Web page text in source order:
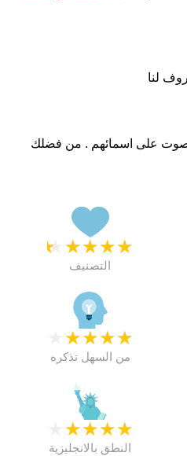
★
★
★
★
★
التصنيف
★
★
★
★
من السهل تذكره
★
★
★
★
النطق بالانجليزية